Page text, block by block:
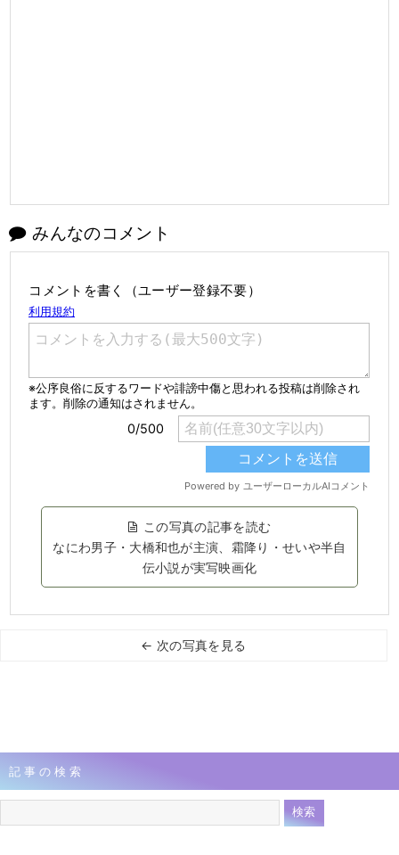
みんなのコメント
コメントを書く（ユーザー登録不要）
この写真の記事を読む
なにわ男子・大橋和也が主演、霜降り・せいや半自
伝小説が実写映画化
← 次の写真を見る
記事の検索